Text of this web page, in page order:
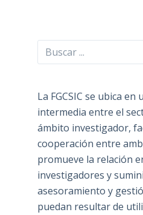
Buscar
La FGCSIC se ubica en
intermedia entre el
ámbito investigador,
cooperación entre
promueve la relación
investigadores y
asesoramiento y
puedan resultar de